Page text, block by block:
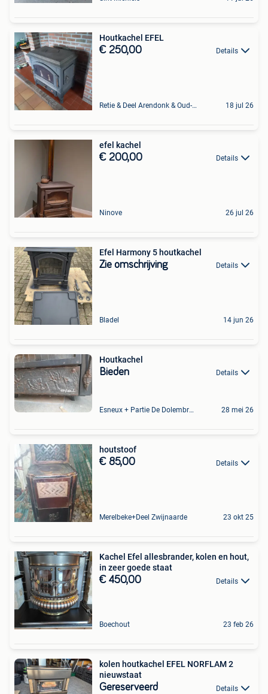
Houtkachel EFEL
€ 250,00 Details
Retie & Deel Arendonk & Oud-Turnhout 18 jul 26
efel kachel
€ 200,00 Details
Ninove 26 jul 26
Efel Harmony 5 houtkachel
Zie omschrijving Details
Bladel 14 jun 26
Houtkachel
Bieden Details
Esneux + Partie De Dolembreux 28 mei 26
houtstoof
€ 85,00 Details
Merelbeke+Deel Zwijnaarde 23 okt 25
Kachel Efel allesbrander, kolen en hout,
in zeer goede staat
€ 450,00 Details
Boechout 23 feb 26
kolen houtkachel EFEL NORFLAM 2
nieuwstaat
Gereserveerd Details